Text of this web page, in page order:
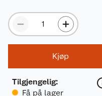
Kjøp
Tilgjengelig:
Få på lager